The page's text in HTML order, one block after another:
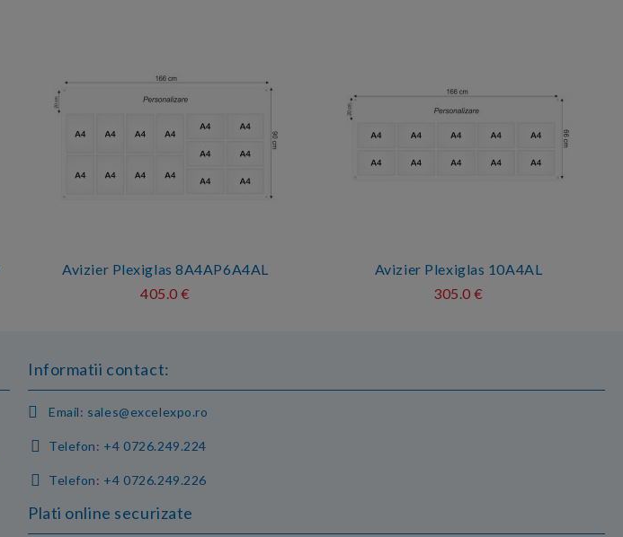
Avizier Plexiglas 8A4AP6A4AL
405.0 €
Avizier Plexiglas 10A4AL
305.0 €
Informatii contact:
Email: sales@excelexpo.ro
Telefon: +4 0726.249.224
Telefon: +4 0726.249.226
Plati online securizate